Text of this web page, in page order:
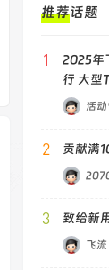
推荐话题
1
2025年
行 大型
活
2 贡献满
3 致给新
飞流